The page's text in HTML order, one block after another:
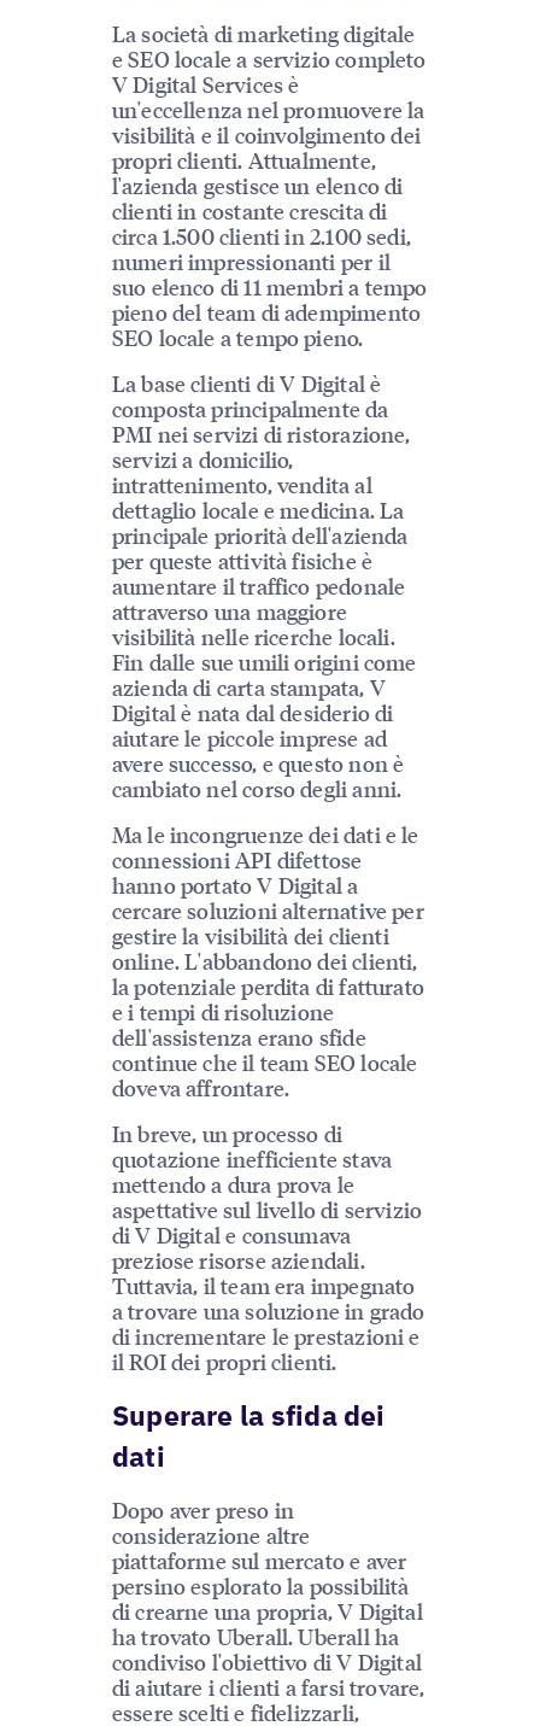
La società di marketing digitale
e SEO locale a servizio completo
V Digital Services è
un'eccellenza nel promuovere la
visibilità e il coinvolgimento dei
propri clienti. Attualmente,
l'azienda gestisce un elenco di
clienti in costante crescita di
circa 1.500 clienti in 2.100 sedi,
numeri impressionanti per il
suo elenco di 11 membri a tempo
pieno del team di adempimento
SEO locale a tempo pieno.
La base clienti di V Digital è
composta principalmente da
PMI nei servizi di ristorazione,
servizi a domicilio,
intrattenimento, vendita al
dettaglio locale e medicina. La
principale priorità dell'azienda
per queste attività fisiche è
aumentare il traffico pedonale
attraverso una maggiore
visibilità nelle ricerche locali.
Fin dalle sue umili origini come
azienda di carta stampata, V
Digital è nata dal desiderio di
aiutare le piccole imprese ad
avere successo, e questo non è
cambiato nel corso degli anni.
Ma le incongruenze dei dati e le
connessioni API difettose
hanno portato V Digital a
cercare soluzioni alternative per
gestire la visibilità dei clienti
online. L'abbandono dei clienti,
la potenziale perdita di fatturato
e i tempi di risoluzione
dell'assistenza erano sfide
continue che il team SEO locale
doveva affrontare.
In breve, un processo di
quotazione inefficiente stava
mettendo a dura prova le
aspettative sul livello di servizio
di V Digital e consumava
preziose risorse aziendali.
Tuttavia, il team era impegnato
a trovare una soluzione in grado
di incrementare le prestazioni e
il ROI dei propri clienti.
Superare la sfida dei
dati
Dopo aver preso in
considerazione altre
piattaforme sul mercato e aver
persino esplorato la possibilità
di crearne una propria, V Digital
ha trovato Uberall. Uberall ha
condiviso l'obiettivo di V Digital
di aiutare i clienti a farsi trovare,
essere scelti e fidelizzarli,